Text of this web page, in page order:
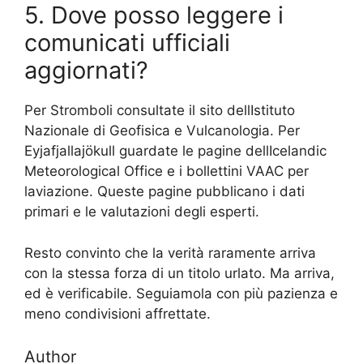
5. Dove posso leggere i
comunicati ufficiali
aggiornati?
Per Stromboli consultate il sito dellIstituto
Nazionale di Geofisica e Vulcanologia. Per
Eyjafjallajökull guardate le pagine dellIcelandic
Meteorological Office e i bollettini VAAC per
laviazione. Queste pagine pubblicano i dati
primari e le valutazioni degli esperti.
Resto convinto che la verità raramente arriva
con la stessa forza di un titolo urlato. Ma arriva,
ed è verificabile. Seguiamola con più pazienza e
meno condivisioni affrettate.
Author